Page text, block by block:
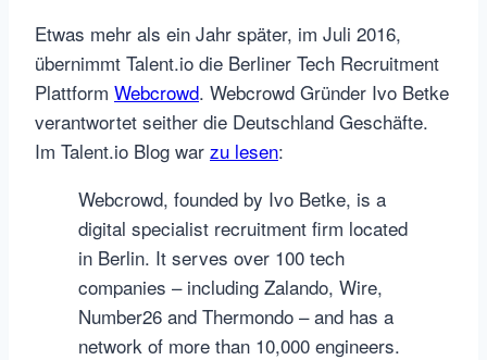
Etwas mehr als ein Jahr später, im Juli 2016,
übernimmt Talent.io die Berliner Tech Recruitment
Plattform Webcrowd. Webcrowd Gründer Ivo Betke
verantwortet seither die Deutschland Geschäfte.
Im Talent.io Blog war zu lesen:
Webcrowd, founded by Ivo Betke, is a
digital specialist recruitment firm located
in Berlin. It serves over 100 tech
companies – including Zalando, Wire,
Number26 and Thermondo – and has a
network of more than 10,000 engineers.